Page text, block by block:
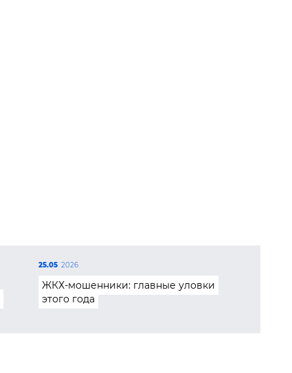
25.05 2026
ЖКХ-мошенники: главные уловки
этого года